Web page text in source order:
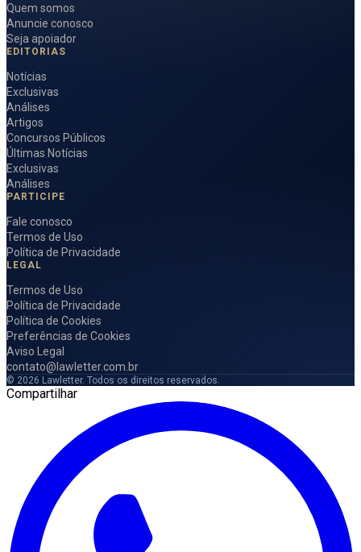
Quem somos
Anuncie conosco
Seja apoiador
EDITORIAS
Notícias
Exclusivas
Análises
Artigos
Concursos Públicos
Últimas Notícias
Exclusivas
Análises
PARTICIPE
Fale conosco
Termos de Uso
Política de Privacidade
LEGAL
Termos de Uso
Política de Privacidade
Política de Cookies
Preferências de Cookies
Aviso Legal
contato@lawletter.com.br
© 2026 Lawletter. Todos os direitos reservados.
Compartilhar